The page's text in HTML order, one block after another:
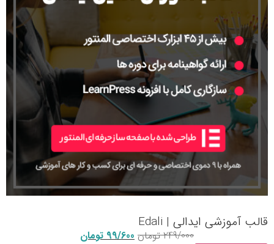
قالب آموزشی ایدالی | Edali
249/000 تومان 99/600 تومان